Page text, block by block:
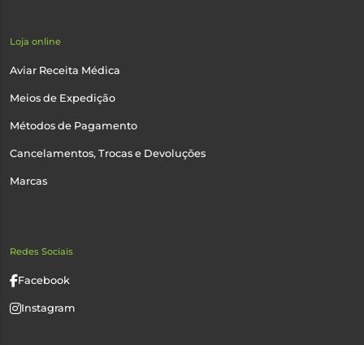
Loja online
Aviar Receita Médica
Meios de Expedição
Métodos de Pagamento
Cancelamentos, Trocas e Devoluções
Marcas
Redes Sociais
Facebook
Instagram